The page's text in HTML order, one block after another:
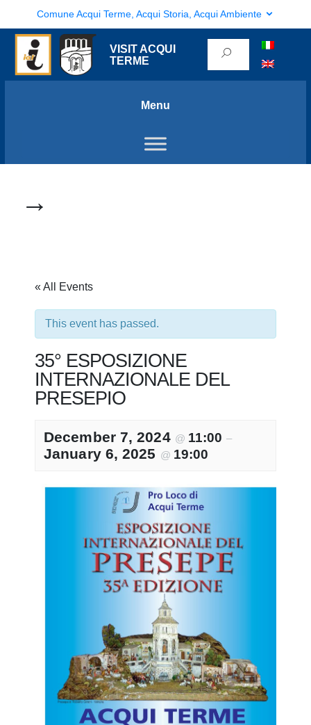
Comune Acqui Terme, Acqui Storia, Acqui Ambiente
VISIT ACQUI
TERME
Menu
→
« All Events
This event has passed.
35° ESPOSIZIONE
INTERNAZIONALE DEL
PRESEPIO
December 7, 2024 @ 11:00 –
January 6, 2025 @ 19:00